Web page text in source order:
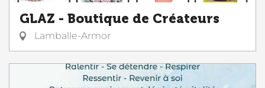
GLAZ - Boutique de Créateurs
Lamballe-Armor